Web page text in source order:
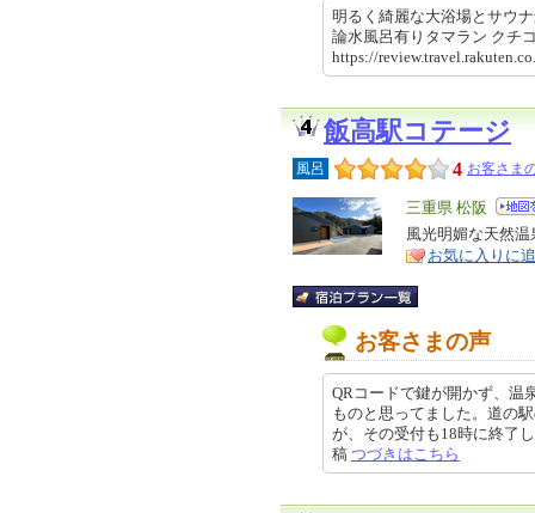
明るく綺麗な大浴場とサウ
論水風呂有りタマラン ク
https://
飯高駅コテージ
風呂 4 お客さま
エ
リ
ア
三重県 松阪
特
徴
風光明媚な天然
お気に入りに
お客さまの声
QRコードで鍵が開かず、温
ものと思ってました。道の
が、その受付も18時に終了
稿 つづきはこちら